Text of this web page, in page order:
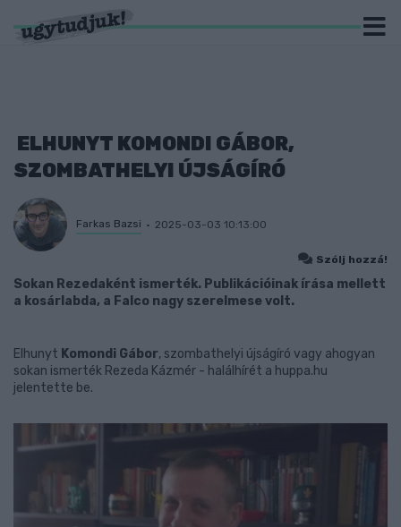
ELHUNYT KOMONDI GÁBOR,
SZOMBATHELYI ÚJSÁGÍRÓ
Farkas Bazsi 2025-03-03 10:13:00
Szólj hozzá!
Sokan Rezedaként ismerték. Publikációinak írása mellett
a kosárlabda, a Falco nagy szerelmese volt.
Elhunyt Komondi Gábor, szombathelyi újságíró vagy ahogyan
sokan ismerték Rezeda Kázmér - halálhírét a huppa.hu
jelentette be.